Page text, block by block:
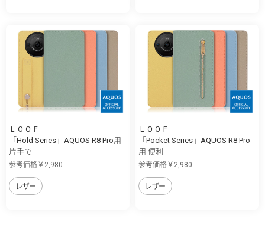
ＬＯＯＦ
「Hold Series」AQUOS R8 Pro用
片手で...
参考価格￥2,980
レザー
ＬＯＯＦ
「Pocket Series」AQUOS R8 Pro
用 便利...
参考価格￥2,980
レザー